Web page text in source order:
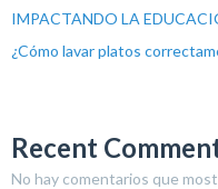
IMPACTANDO LA
¿Cómo lavar platos
Recent
No hay comentarios que